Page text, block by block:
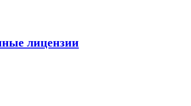
лицензии